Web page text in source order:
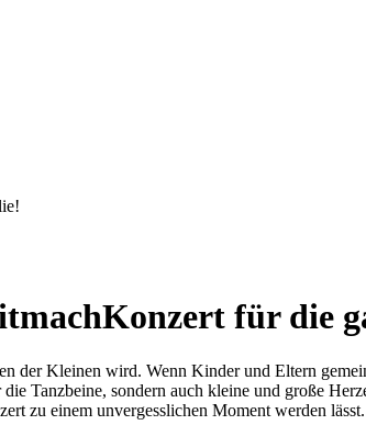
für die
der Kleinen wird. Wenn Kinder und Eltern
Tanzbeine, sondern auch kleine und große
zu einem unvergesslichen Moment werden lässt.